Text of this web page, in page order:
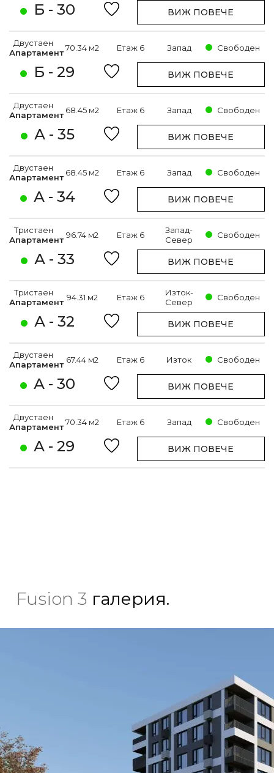
Б - 30 ВИЖ ПОВЕЧЕ
Б - 29
Двустаен
Апартамент70.34 м2 Етаж 6 Запад Свободен
ВИЖ ПОВЕЧЕ
А - 35
Двустаен
Апартамент 68.45 м2 Етаж 6 Запад Свободен
ВИЖ ПОВЕЧЕ
А - 34
Двустаен
Апартамент 68.45 м2 Етаж 6 Запад Свободен
ВИЖ ПОВЕЧЕ
А - 33
Тристаен
Апартамент 96.74 м2 Етаж 6
Запад-
Север
Свободен
ВИЖ ПОВЕЧЕ
А - 32
Тристаен
Апартамент 94.31 м2 Етаж 6
Изток-
Север
Свободен
ВИЖ ПОВЕЧЕ
А - 30
Двустаен
Апартамент 67.44 м2 Етаж 6 Изток Свободен
ВИЖ ПОВЕЧЕ
А - 29
Двустаен
Апартамент70.34 м2 Етаж 6 Запад Свободен
ВИЖ ПОВЕЧЕ
Fusion 3 галерия.